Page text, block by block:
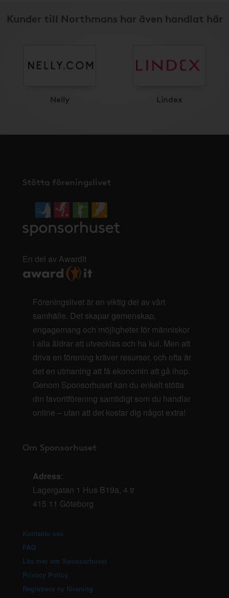
Kunder till Northmans har även handlat här
Nelly Lindex
Stötta föreningslivet
En del av AwardIt
Föreningslivet är en viktig del av vårt
samhälle. Det skapar gemenskap,
engagemang och möjligheter för människor
i alla åldrar att utvecklas och ha kul. Men att
driva en förening kräver resurser, och ofta är
det en utmaning att få ekonomin att gå ihop.
Genom Sponsorhuset kan du enkelt stötta
din favoritförening samtidigt som du handlar
online – utan att det kostar dig något extra!
Om Sponsorhuset
Adress:
Lagergatan 1 Hus B19a, 4 tr
415 11 Göteborg
Kontakta oss
FAQ
Läs mer om Sponsorhuset
Privacy Policy
Registrera ny förening